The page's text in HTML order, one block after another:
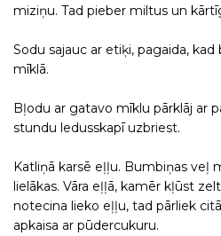
miziņu. Tad pieber miltus un
Sodu sajauc ar etiķi, pagaida,
mīklā.
Bļodu ar gatavo mīklu pārklāj ar
stundu ledusskapī uzbriest.
Katliņā karsē eļļu. Bumbiņas veļ
lielākas. Vāra eļļā, kamēr kļūst
notecina lieko eļļu, tad pārliek
apkaisa ar pūdercukuru.